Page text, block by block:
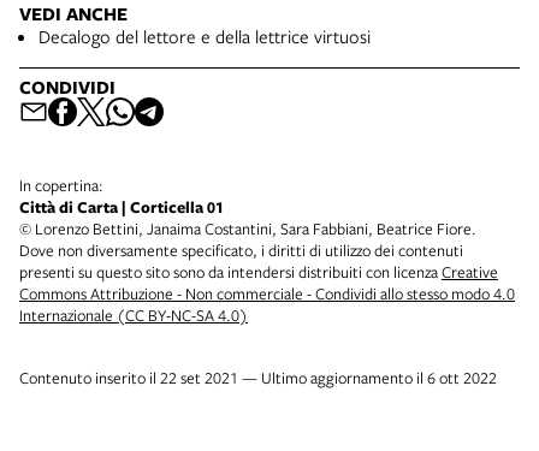
VEDI ANCHE
Decalogo del lettore e della lettrice virtuosi
CONDIVIDI
In copertina:
Città di Carta | Corticella 01
© Lorenzo Bettini, Janaima Costantini, Sara Fabbiani, Beatrice Fiore.
Dove non diversamente specificato, i diritti di utilizzo dei contenuti
presenti su questo sito sono da intendersi distribuiti con licenzaCreative
Commons Attribuzione - Non commerciale - Condividi allo stesso modo 4.0
Internazionale (CC BY-NC-SA 4.0)
Contenuto inserito il 22 set 2021 — Ultimo aggiornamento il 6 ott 2022